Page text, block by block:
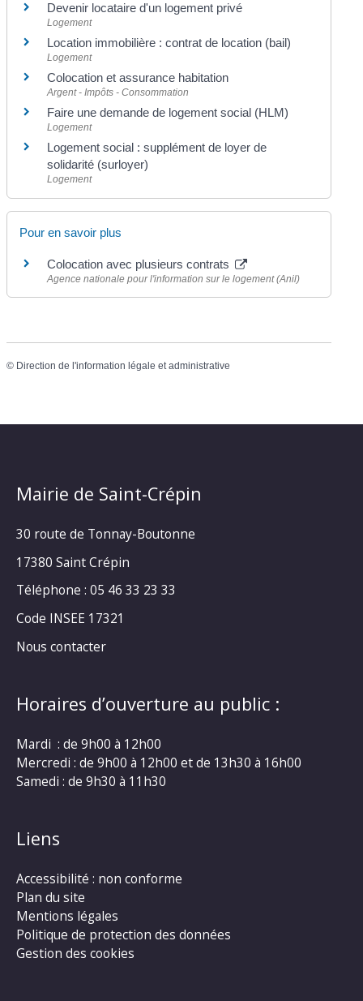
Devenir locataire d'un logement privé
Logement
Location immobilière : contrat de location (bail)
Logement
Colocation et assurance habitation
Argent - Impôts - Consommation
Faire une demande de logement social (HLM)
Logement
Logement social : supplément de loyer de
solidarité (surloyer)
Logement
Pour en savoir plus
Colocation avec plusieurs contrats
Agence nationale pour l'information sur le logement (Anil)
© Direction de l'information légale et administrative
Mairie de Saint-Crépin
30 route de Tonnay-Boutonne
17380 Saint Crépin
Téléphone : 05 46 33 23 33
Code INSEE 17321
Nous contacter
Horaires d’ouverture au public :
Mardi : de 9h00 à 12h00
Mercredi : de 9h00 à 12h00 et de 13h30 à 16h00
Samedi : de 9h30 à 11h30
Liens
Accessibilité : non conforme
Plan du site
Mentions légales
Politique de protection des données
Gestion des cookies